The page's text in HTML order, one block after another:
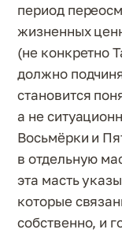
период
жизненных
(не конкретно
должно
становится
а не
Восьмёрки и
в отдельную
эта масть
которые
собственно, и